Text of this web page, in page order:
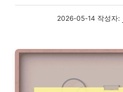
2026-05-14 작성자: